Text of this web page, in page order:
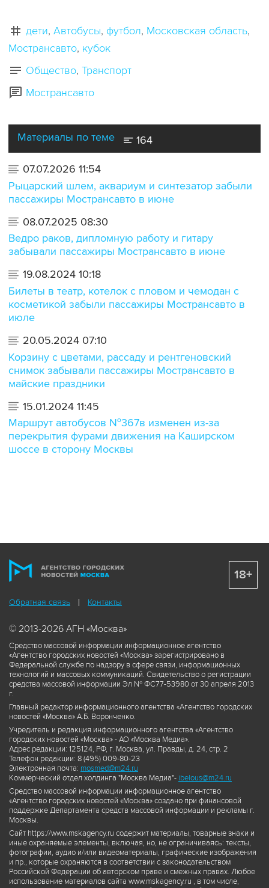
дети Автобусы футбол Московская область
Мострансавто кубок
Общество Транспорт
Мострансавто
Материалы по теме 164
07.07.2026 11:54
Рыцарский шлем, аквариум и синтезатор забыли
пассажиры Мострансавто в июне
08.07.2025 08:30
Ведро раков, дипломную работу и гитару
забывали пассажиры Мострансавто в июне
19.08.2024 10:18
Билеты в театр, котелок с пловом и чемодан с
косметикой забыли пассажиры Мострансавто в
июле
20.05.2024 07:10
Корзину с цветами, рассаду и рентгеновский
снимок забывали пассажиры Мострансавто в
майские праздники
15.01.2024 11:45
Маршрут автобусов №367в изменен из-за
перекрытия фурами движения на Каширском
шоссе в сторону Москвы
Обратная связь Контакты
© 2013-2026 АГН «Москва»
Средство массовой информации информационное агентство
«Агентство городских новостей «Москва» зарегистрировано в
Федеральной службе по надзору в сфере связи, информационных
технологий и массовых коммуникаций. Свидетельство о регистрации
средства массовой информации Эл № ФС77-53980 от 30 апреля 2013
г.
Главный редактор информационного агентства «Агентство городских
новостей «Москва» А.Б. Воронченко.
Учредитель и редакция информационного агентства «Агентство
городских новостей «Москва» - АО «Москва Медиа».
Адрес редакции: 125124, РФ, г. Москва, ул. Правды, д. 24, стр. 2
Телефон редакции: 8 (495) 009-80-23
Электронная почта: mosmed@m24.ru
Коммерческий отдел холдинга "Москва Медиа"- ibelous@m24.ru
Средство массовой информации информационное агентство
«Агентство городских новостей «Москва» создано при финансовой
поддержке Департамента средств массовой информации и рекламы г.
Москвы.
Сайт https://www.mskagency.ru содержит материалы, товарные знаки и
иные охраняемые элементы, включая, но, не ограничиваясь: тексты,
фотографии, аудио и/или видеоматериалы, графические изображения
и пр., которые охраняются в соответствии с законодательством
Российской Федерации об авторском праве и смежных правах. Любое
использование материалов сайта www.mskagency.ru , в том числе,
18+